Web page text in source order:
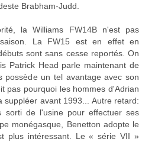
Brabham-Judd.
la Williams FW14B n'est pas
La FW15 est en effet en
sont sans cesse reportés. On
Patrick Head parle maintenant de
possède un tel avantage avec son
pas pourquoi les hommes d'Adrian
suppléer avant 1993... Autre retard:
sorti de l'usine pour effectuer ses
monégasque, Benetton adopte le
plus intéressant. Le « série VII »